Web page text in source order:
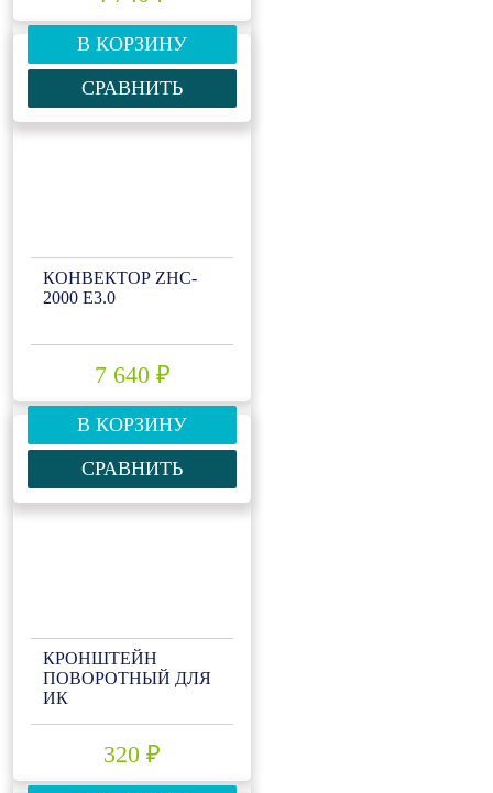
В КОРЗИНУ
СРАВНИТЬ
КОНВЕКТОР ZHC-
2000 Е3.0
7 640 ₽
В КОРЗИНУ
СРАВНИТЬ
КРОНШТЕЙН
ПОВОРОТНЫЙ ДЛЯ
ИК
320 ₽